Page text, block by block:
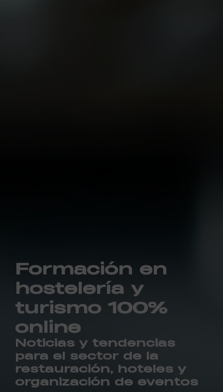
Formación en
hostelería y
turismo 100%
online
Noticias y tendencias
para el sector de la
restauración, hoteles y
organización de eventos